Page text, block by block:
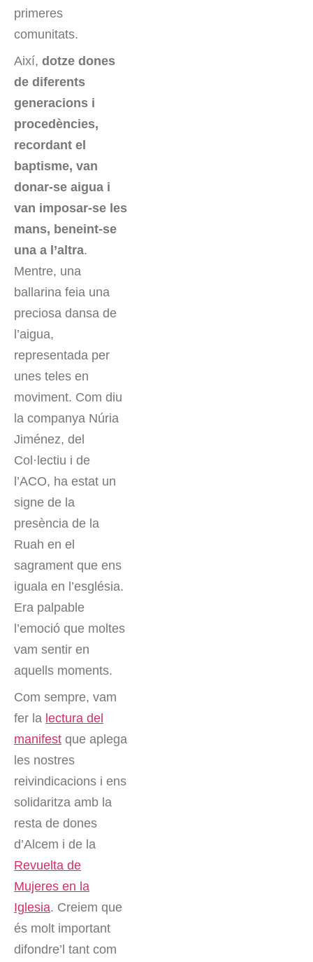
primeres
comunitats.
Així, dotze dones
de diferents
generacions i
procedències,
recordant el
baptisme, van
donar-se aigua i
van imposar-se les
mans, beneint-se
una a l’altra.
Mentre, una
ballarina feia una
preciosa dansa de
l’aigua,
representada per
unes teles en
moviment. Com diu
la companya Núria
Jiménez, del
Col·lectiu i de
l’ACO, ha estat un
signe de la
presència de la
Ruah en el
sagrament que ens
iguala en l’església.
Era palpable
l’emoció que moltes
vam sentir en
aquells moments.
Com sempre, vam
fer la lectura del
manifest que aplega
les nostres
reivindicacions i ens
solidaritza amb la
resta de dones
d’Alcem i de la
Revuelta de
Mujeres en la
Iglesia. Creiem que
és molt important
difondre’l tant com